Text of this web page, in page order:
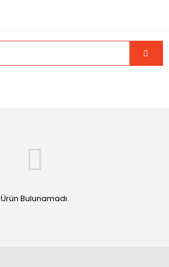
Ürün Bulunamadı.